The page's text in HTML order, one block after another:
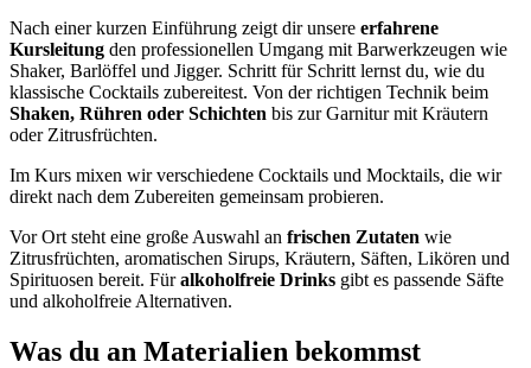
Nach einer kurzen Einführung zeigt dir unsere erfahrene
Kursleitung den professionellen Umgang mit Barwerkzeugen wie
Shaker, Barlöffel und Jigger. Schritt für Schritt lernst du, wie du
klassische Cocktails zubereitest. Von der richtigen Technik beim
Shaken, Rühren oder Schichten bis zur Garnitur mit Kräutern
oder Zitrusfrüchten.
Im Kurs mixen wir verschiedene Cocktails und Mocktails, die wir
direkt nach dem Zubereiten gemeinsam probieren.
Vor Ort steht eine große Auswahl an frischen Zutaten wie
Zitrusfrüchten, aromatischen Sirups, Kräutern, Säften, Likören und
Spirituosen bereit. Füralkoholfreie Drinks gibt es passende Säfte
und alkoholfreie Alternativen.
Was du an Materialien bekommst